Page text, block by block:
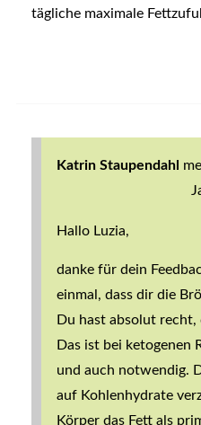
tägliche maximale
Katrin Staupendahl
Hallo Luzia,
danke für dein
einmal, dass dir die
Du hast absolut
Das ist bei ketogenen
und auch notwendig.
auf Kohlenhydrate
Körper das Fett als